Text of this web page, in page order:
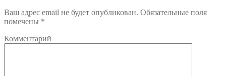
Ваш адрес email не будет опубликован. Обязательные поля
помечены *
Комментарий